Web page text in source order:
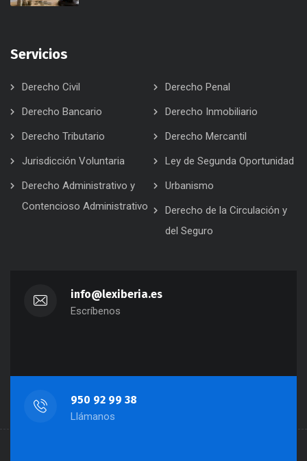
Servicios
Derecho Civil
Derecho Penal
Derecho Bancario
Derecho Inmobiliario
Derecho Tributario
Derecho Mercantil
Jurisdicción Voluntaria
Ley de Segunda Oportunidad
Derecho Administrativo y
Contencioso Administrativo
Urbanismo
Derecho de la Circulación y
del Seguro
info@lexiberia.es
Escríbenos
950 92 99 38
Llámanos